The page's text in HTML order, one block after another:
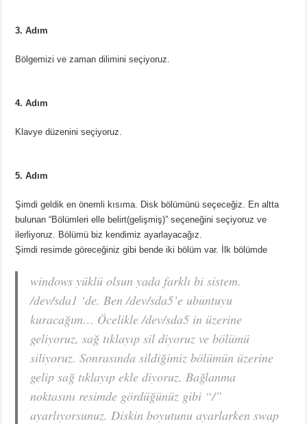
3. Adım
Bölgemizi ve zaman dilimini seçiyoruz.
4. Adım
Klavye düzenini seçiyoruz.
5. Adım
Şimdi geldik en önemli kısıma. Disk bölümünü seçeceğiz. En altta
bulunan “Bölümleri elle belirt(gelişmiş)” seçeneğini seçiyoruz ve
ilerliyoruz. Bölümü biz kendimiz ayarlayacağız.
Şimdi resimde göreceğiniz gibi bende iki bölüm var. İlk bölümde
windows yüklü olsun yada farklı bi sistem.
/dev/sda1 ‘de. Ben /dev/sda5’e ubuntuyu
kuracağım… Öcelikle /dev/sda5 in üzerine
geliyoruz, sağ tıklayıp sil diyoruz ve bölümü
siliyoruz. Sonrasında sildiğimiz bölümün üzerine
gelip sağ tıklayıp ekle diyoruz. Bağlanma
noktasını resimde gördüğünüz gibi “/”
ayarlıyorsunuz. Diskin boyutunu ayarlarken swap